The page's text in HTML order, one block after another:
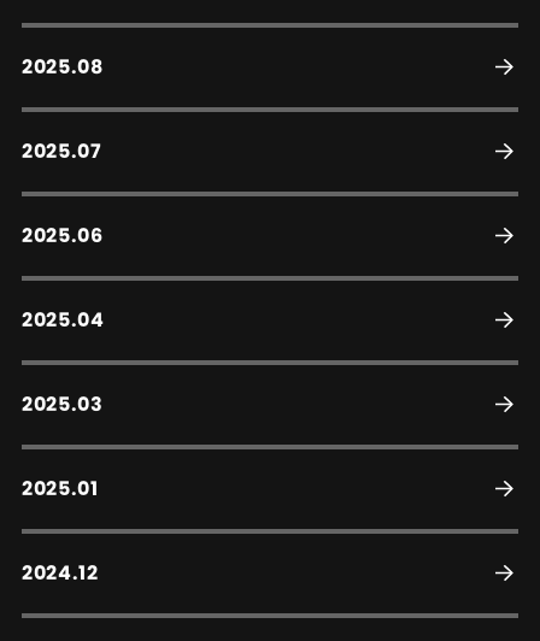
2025.08
2025.07
2025.06
2025.04
2025.03
2025.01
2024.12